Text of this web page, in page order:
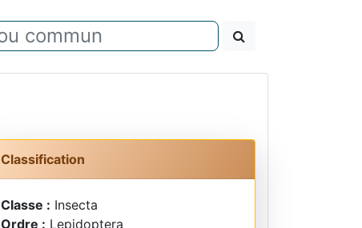
Classification
Classe : Insecta
Ordre : Lepidoptera